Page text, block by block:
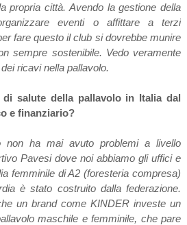
propria città. Avendo la gestione della
eventi o affittare a terzi
fare questo il club si dovrebbe munire
sempre sostenibile. Vedo veramente
ricavi nella pallavolo.
salute della pallavolo in Italia dal
e finanziario?
non ha mai avuto problemi a livello
Pavesi dove noi abbiamo gli uffici e
femminile di A2 (foresteria compresa)
è stato costruito dalla federazione.
un brand come KINDER investe un
maschile e femminile, che pare